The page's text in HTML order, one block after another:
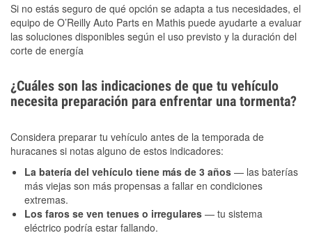
Si no estás seguro de qué opción se adapta a tus necesidades, el
equipo de O’Reilly Auto Parts en Mathis puede ayudarte a evaluar
las soluciones disponibles según el uso previsto y la duración del
corte de energía
¿Cuáles son las indicaciones de que tu vehículo
necesita preparación para enfrentar una tormenta?
Considera preparar tu vehículo antes de la temporada de
huracanes si notas alguno de estos indicadores:
La batería del vehículo tiene más de 3 años — las baterías
más viejas son más propensas a fallar en condiciones
extremas.
Los faros se ven tenues o irregulares — tu sistema
eléctrico podría estar fallando.